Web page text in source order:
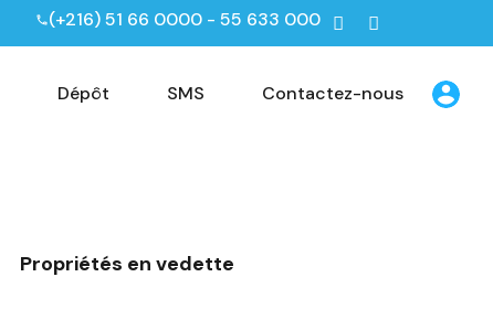
(+216) 51 66 0000 - 55 633 000
Dépôt SMS Contactez-nous
Propriétés en vedette